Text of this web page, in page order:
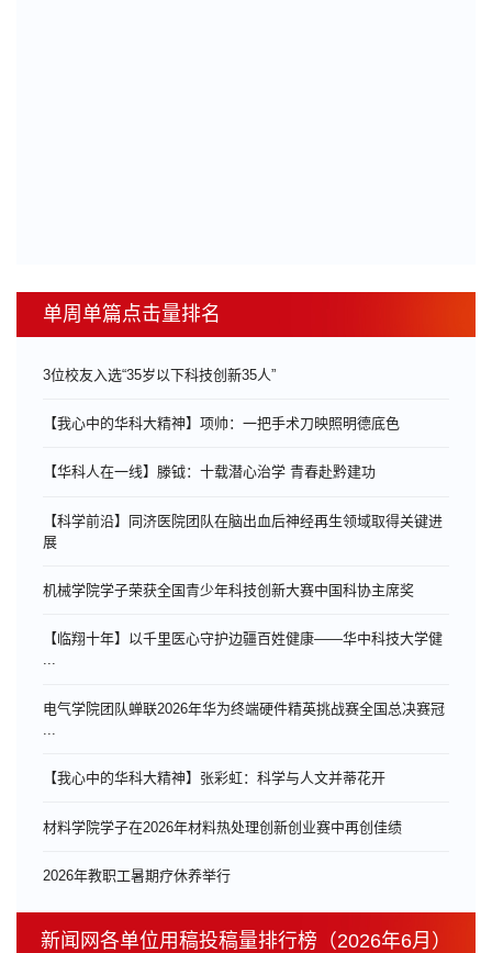
单周单篇点击量排名
3位校友入选“35岁以下科技创新35人”
【我心中的华科大精神】项帅：一把手术刀映照明德底色
【华科人在一线】滕钺：十载潜心治学 青春赴黔建功
【科学前沿】同济医院团队在脑出血后神经再生领域取得关键进
展
机械学院学子荣获全国青少年科技创新大赛中国科协主席奖
【临翔十年】以千里医心守护边疆百姓健康——华中科技大学健
...
电气学院团队蝉联2026年华为终端硬件精英挑战赛全国总决赛冠
【我心中的华科大精神】张彩虹：科学与人文并蒂花开
材料学院学子在2026年材料热处理创新创业赛中再创佳绩
​2026年教职工暑期疗休养举行
新闻网各单位用稿投稿量排行榜（2026年6月）